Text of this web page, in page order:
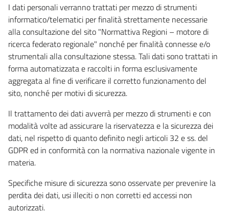
I dati personali verranno trattati per mezzo di strumenti
informatico/telematici per finalità strettamente necessarie
alla consultazione del sito "Normattiva Regioni – motore di
ricerca federato regionale" nonché per finalità connesse e/o
strumentali alla consultazione stessa. Tali dati sono trattati in
forma automatizzata e raccolti in forma esclusivamente
aggregata al fine di verificare il corretto funzionamento del
sito, nonché per motivi di sicurezza.
Il trattamento dei dati avverrà per mezzo di strumenti e con
modalità volte ad assicurare la riservatezza e la sicurezza dei
dati, nel rispetto di quanto definito negli articoli 32 e ss. del
GDPR ed in conformità con la normativa nazionale vigente in
materia.
Specifiche misure di sicurezza sono osservate per prevenire la
perdita dei dati, usi illeciti o non corretti ed accessi non
autorizzati.